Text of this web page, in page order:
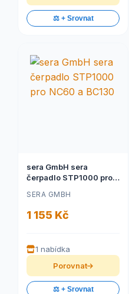
⚖️ + Srovnat
sera GmbH sera
čerpadlo STP1000 pro
SERA GMBH
1 155 Kč
1 nabídka
Porovnat
⚖️ + Srovnat